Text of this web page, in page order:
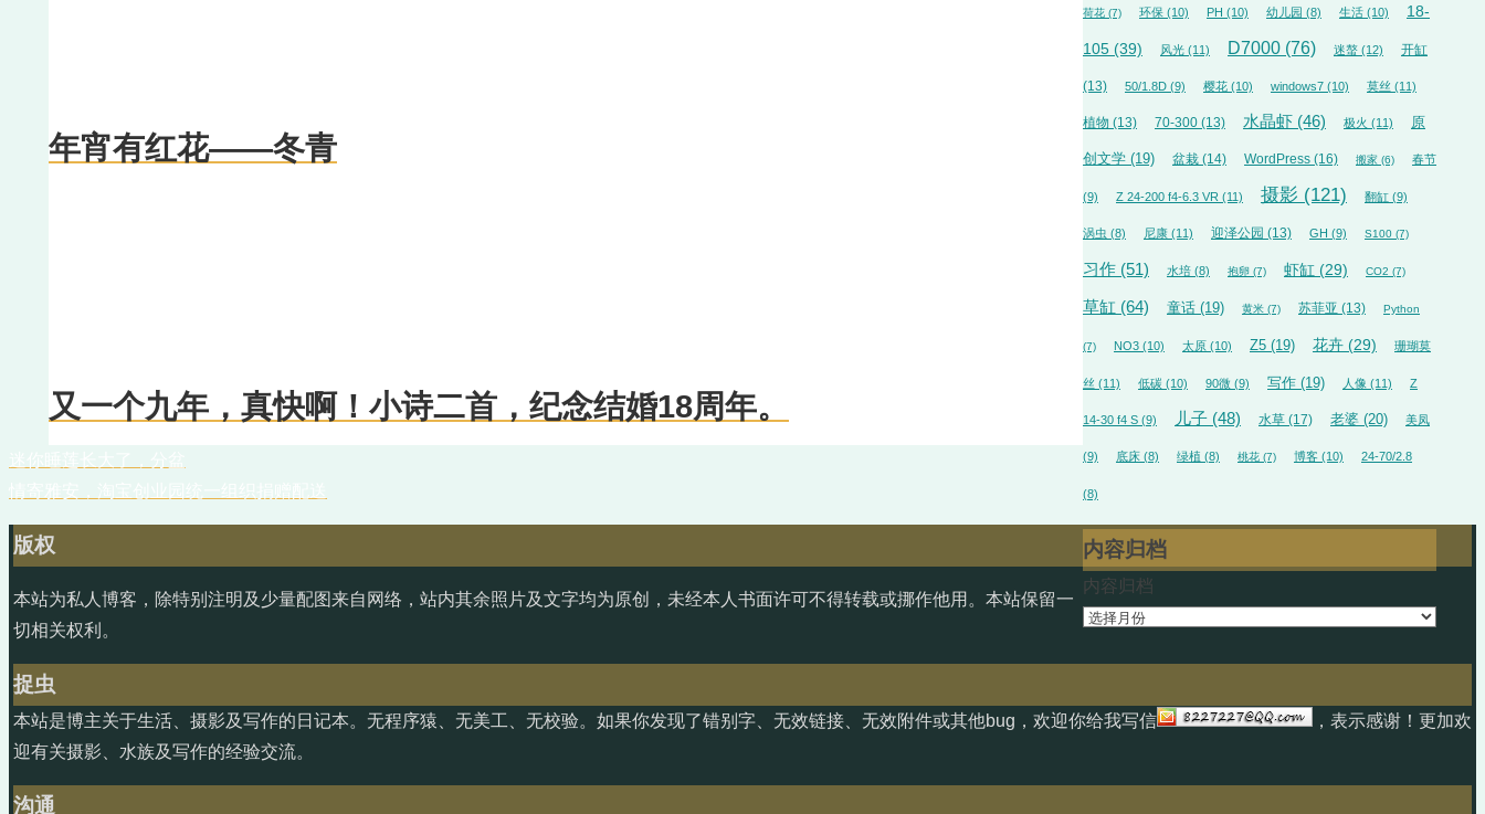
年宵有红花——冬青
又一个九年，真快啊！小诗二首，纪念结婚18周年。
荷花 (7) 环保 (10) PH (10) 幼儿园 (8) 生活 (10) 18-
105 (39) 风光 (11) D7000 (76) 迷螯 (12) 开缸
(13) 50/1.8D (9) 樱花 (10) windows7 (10) 莫丝 (11)
植物 (13) 70-300 (13) 水晶虾 (46) 极火 (11) 原
创文学 (19) 盆栽 (14) WordPress (16) 搬家 (6) 春节
(9) Z 24-200 f4-6.3 VR (11) 摄影 (121) 翻缸 (9)
涡虫 (8) 尼康 (11) 迎泽公园 (13) GH (9) S100 (7)
习作 (51) 水培 (8) 抱卵 (7) 虾缸 (29) CO2 (7)
草缸 (64) 童话 (19) 黄米 (7) 苏菲亚 (13) Python
(7) NO3 (10) 太原 (10) Z5 (19) 花卉 (29) 珊瑚莫
丝 (11) 低碳 (10) 90微 (9) 写作 (19) 人像 (11) Z
14-30 f4 S (9) 儿子 (48) 水草 (17) 老婆 (20) 美凤
(9) 底床 (8) 绿植 (8) 桃花 (7) 博客 (10) 24-70/2.8
(8)
内容归档
内容归档
版权
本站为私人博客，除特别注明及少量配图来自网络，站内其余照片及文字均为原创，未经本人书面许可不得转载或挪作他用。本站保留一
切相关权利。
捉虫
本站是博主关于生活、摄影及写作的日记本。无程序猿、无美工、无校验。如果你发现了错别字、无效链接、无效附件或其他bug，欢迎你给我写信
，表示感谢！更加欢
迎有关摄影、水族及写作的经验交流。
沟通